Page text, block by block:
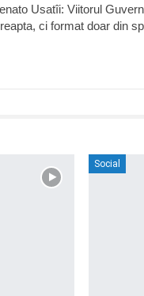
Usatîi: Viitorul
ci format doar din
Social